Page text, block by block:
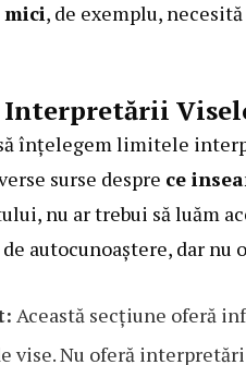
mici, de exemplu,
înțelegem limitele
surse despre ce
nu ar trebui să luăm
autocunoaștere, dar
Această secțiune oferă
vise. Nu oferă